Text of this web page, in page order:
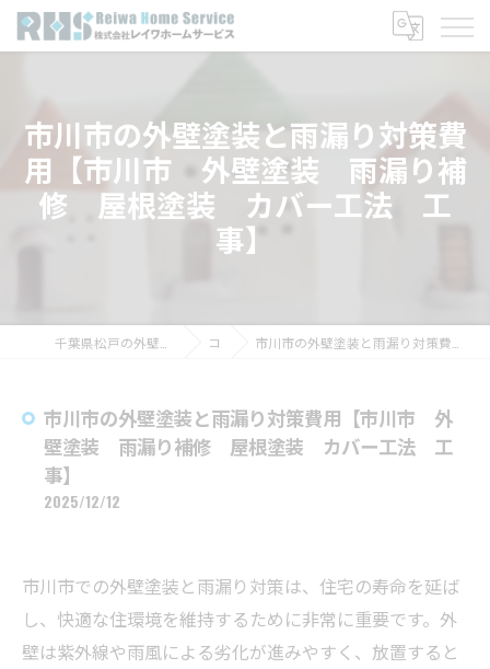
市川市の外壁塗装と雨漏り対策費
用【市川市 外壁塗装 雨漏り補
修 屋根塗装 カバー工法 工
事】
コラム 市川市の外壁塗装と雨漏り対策費用【市川市 外壁塗装 雨漏り補修 屋根塗装 カバー工法 工事】
市川市の外壁塗装と雨漏り対策費用【市川市 外
壁塗装 雨漏り補修 屋根塗装 カバー工法 工
事】
2025/12/12
市川市での外壁塗装と雨漏り対策は、住宅の寿命を延ば
し、快適な住環境を維持するために非常に重要です。外
壁は紫外線や雨風による劣化が進みやすく、放置すると